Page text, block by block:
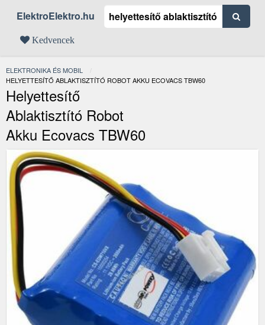
ElektroElektro.hu
Kedvencek
ELEKTRONIKA ÉS MOBIL
JELENLEGI:
HELYETTESÍTŐ ABLAKTISZTÍTÓ ROBOT AKKU ECOVACS TBW60
Helyettesítő
Ablaktisztító Robot
Akku Ecovacs TBW60